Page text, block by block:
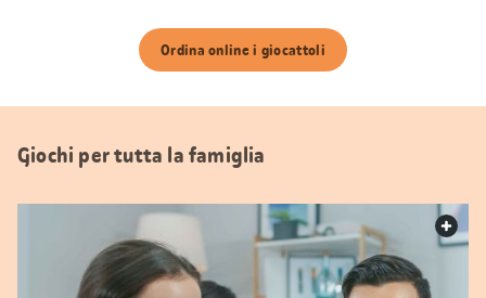
Ordina online i giocattoli
Giochi per tutta la famiglia